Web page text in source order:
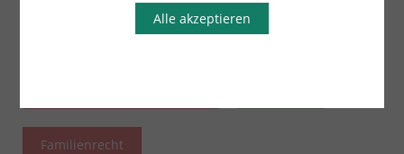
Arbeitsrecht
Familienrecht
Alle akzeptieren